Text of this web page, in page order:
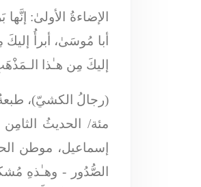
الإضاءةُ الأولىٰ:
أبا مُوسَىٰ، أبرأُ
إليكَ مِن هـٰذا
مئة/ الحديثُ
إسماعيل، موطن
الصُّدُور
- وهـٰذهِ